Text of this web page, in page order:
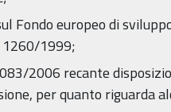
Fondo europeo di
1260/1999;
2006 recante
per quanto riguarda